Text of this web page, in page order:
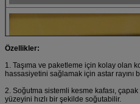
Özellikler:
1. Taşıma ve paketleme için kolay olan
hassasiyetini sağlamak için astar rayını
2. Soğutma sistemli kesme kafası,
yüzeyini hızlı bir şekilde soğutabilir.